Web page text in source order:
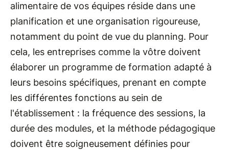
alimentaire de vos équipes réside dans une
planification et une organisation rigoureuse,
notamment du point de vue du planning. Pour
cela, les entreprises comme la vôtre doivent
élaborer un programme de formation adapté à
leurs besoins spécifiques, prenant en compte
les différentes fonctions au sein de
l'établissement : la fréquence des sessions, la
durée des modules, et la méthode pédagogique
doivent être soigneusement définies pour